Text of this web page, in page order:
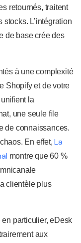
retournés, traitent
stocks. L’intégration
de base crée des
à une complexité
Shopify et de votre
la
une seule file
de connaissances.
En effet, La
montre que 60 %
clientèle plus
particulier, eDesk
aux